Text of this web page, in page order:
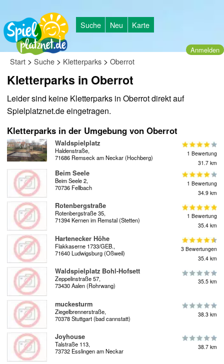
Suche Neu Karte
Anmelden
Start > Suche > Kletterparks > Oberrot
Kletterparks in Oberrot
Leider sind keine Kletterparks in Oberrot direkt auf
Spielplatznet.de eingetragen.
Kletterparks in der Umgebung von Oberrot
Waldspielplatz
Haldenstraße,
71686 Remseck am Neckar (Hochberg)
1 Bewertung
31.7 km
Beim Seele
Beim Seele 2,
70736 Fellbach
1 Bewertung
34.9 km
Rotenbergstraße
Rotenbergstraße 35,
71394 Kernen im Remstal (Stetten)
1 Bewertung
35.4 km
Hartenecker Höhe
Flakkaserne 1733/GEB.,
71640 Ludwigsburg (Oßweil)
3 Bewertungen
35.4 km
Waldspielplatz Bohl-Hofsett
Zeppelinstraße 57,
73430 Aalen (Rohrwang)
35.5 km
muckesturm
Ziegelbrennerstraße,
70378 Stuttgart (bad cannstatt)
38.3 km
Joyhouse
Talstraße 113,
73732 Esslingen am Neckar
38.7 km